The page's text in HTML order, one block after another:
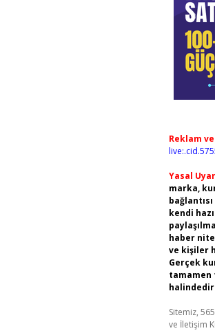
Reklam
Yasal
marka,
kendi
haber
ve kişiler
Gerçek
Sitemiz,
ve İletişim